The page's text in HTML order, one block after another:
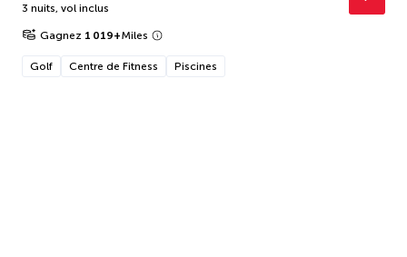
3 nuits, vol inclus
Gagnez 1 019+Miles
Golf Centre de Fitness Piscines